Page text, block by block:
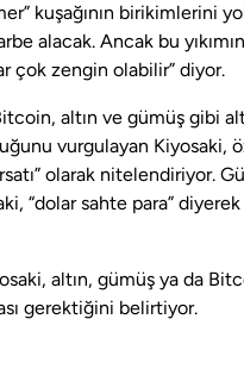
kuşağının birikimlerini
alacak. Ancak bu
çok zengin olabilir” diyor.
altın ve gümüş gibi
vurgulayan Kiyosaki,
olarak nitelendiriyor.
“dolar sahte para”
altın, gümüş ya da
gerektiğini belirtiyor.